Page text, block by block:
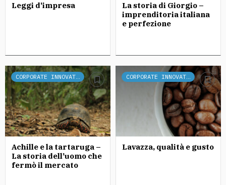
Leggi d’impresa
La storia di Giorgio –
imprenditoria italiana
e perfezione
CORPORATE INNOVATION
Achille e la tartaruga –
La storia dell’uomo che
fermò il mercato
CORPORATE INNOVATION
Lavazza, qualità e gusto